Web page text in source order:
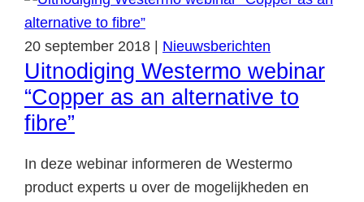
20 september 2018 Nieuwsberichten
Uitnodiging Westermo webinar
“Copper as an alternative to
fibre”
In deze webinar informeren de Westermo
product experts u over de mogelijkheden en